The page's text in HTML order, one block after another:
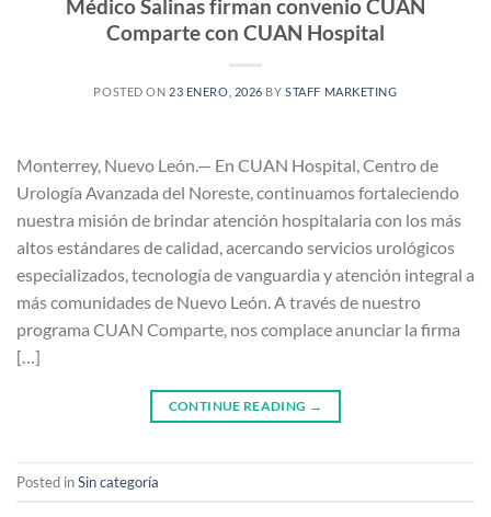
Médico Salinas firman convenio CUAN
Comparte con CUAN Hospital
POSTED ON 23 ENERO, 2026 BYSTAFF MARKETING
Monterrey, Nuevo León.— En CUAN Hospital, Centro de
Urología Avanzada del Noreste, continuamos fortaleciendo
nuestra misión de brindar atención hospitalaria con los más
altos estándares de calidad, acercando servicios urológicos
especializados, tecnología de vanguardia y atención integral a
más comunidades de Nuevo León. A través de nuestro
programa CUAN Comparte, nos complace anunciar la firma
[…]
CONTINUE READING →
Posted inSin categoría